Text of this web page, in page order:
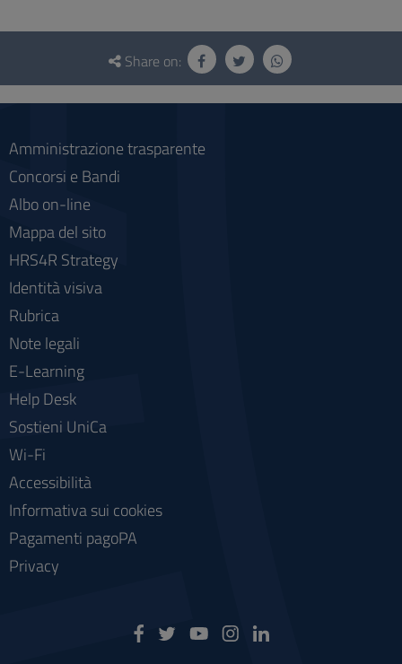
Questionnaire
social
Share on:
Amministrazione trasparente
Concorsi e Bandi
Albo on-line
Mappa del sito
HRS4R Strategy
Identità visiva
Rubrica
Note legali
E-Learning
Help Desk
Sostieni UniCa
Wi-Fi
Accessibilità
Informativa sui cookies
Pagamenti pagoPA
Privacy